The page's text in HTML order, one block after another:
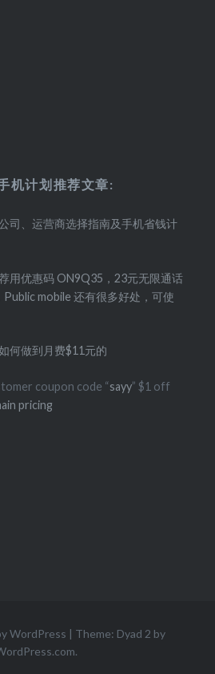
机计划推荐文章:
司、运营商选择指南及手机省钱计
用优惠码 ON9Q35，23元无限通话
mobile 还有很多好处，可使
何做到月费$11元的
coupon code “sayy” $1 off
pricing
WordPress | Theme: Dyad 2 by
.